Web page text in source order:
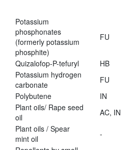
Potassium
phosphonates
(formerly potassium
phosphite)
FU
Quizalofop-P-tefuryl HB
Potassium hydrogen
carbonate
FU
Polybutene
IN
Plant oils/ Rape seed
oil
AC, IN
Plant oils / Spear
mint oil
-